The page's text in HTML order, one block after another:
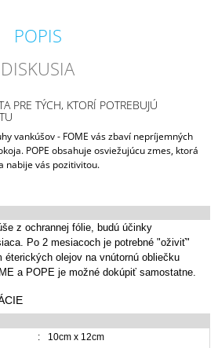
POPIS
DISKUSIA
PRE TÝCH, KTORÍ POTREBUJÚ
vankúšov - FOME vás zbaví nepríjemných
POPE obsahuje osviežujúcu zmes, ktorá
nabije vás pozitivitou.
z ochrannej fólie, budú účinky
Po 2 mesiacoch je potrebné "oživiť"
éterických olejov na vnútornú obliečku
a POPE je možné dokúpiť samostatne.
:
10cm x 12cm